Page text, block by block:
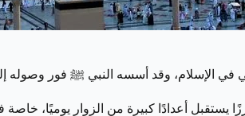
الإسلام، وقد أسسه النبي ﷺ فور وصوله
يستقبل أعدادًا كبيرة من الزوار يوميًا،